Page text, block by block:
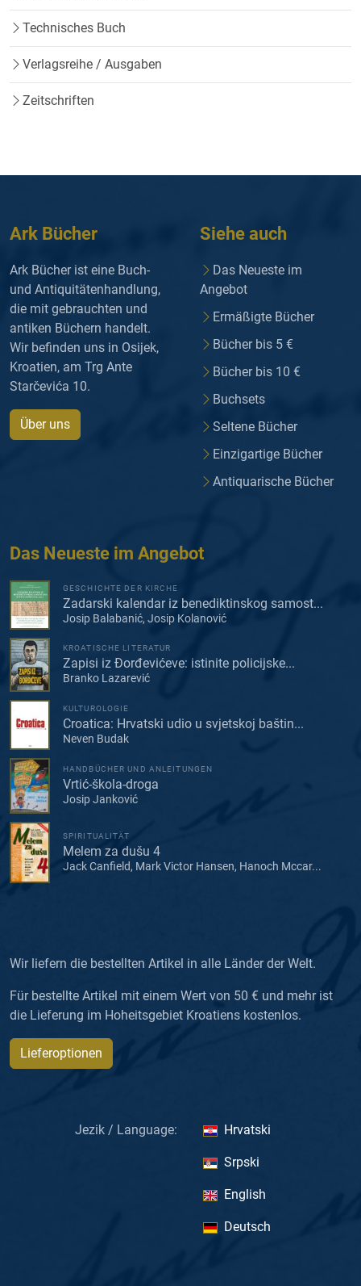
Technisches Buch
Verlagsreihe / Ausgaben
Zeitschriften
Ark Bücher
Ark Bücher ist eine Buch-
und Antiquitätenhandlung,
die mit gebrauchten und
antiken Büchern handelt.
Wir befinden uns in Osijek,
Kroatien, am Trg Ante
Starčevića 10.
Über uns
Siehe auch
Das Neueste im
Angebot
Ermäßigte Bücher
Bücher bis 5 €
Bücher bis 10 €
Buchsets
Seltene Bücher
Einzigartige Bücher
Antiquarische Bücher
Das Neueste im Angebot
GESCHICHTE DER KIRCHE
Zadarski kalendar iz benediktinskog samost...
Josip Balabanić, Josip Kolanović
KROATISCHE LITERATUR
Zapisi iz Đorđevićeve: istinite policijske...
Branko Lazarević
KULTUROLOGIE
Croatica: Hrvatski udio u svjetskoj baštin...
Neven Budak
HANDBÜCHER UND ANLEITUNGEN
Vrtić-škola-droga
Josip Janković
SPIRITUALITÄT
Melem za dušu 4
Jack Canfield, Mark Victor Hansen, Hanoch Mccar...
Wir liefern die bestellten Artikel in alle Länder der Welt.
Für bestellte Artikel mit einem Wert von 50 € und mehr ist
die Lieferung im Hoheitsgebiet Kroatiens kostenlos.
Lieferoptionen
Jezik / Language: Hrvatski
Srpski
English
Deutsch